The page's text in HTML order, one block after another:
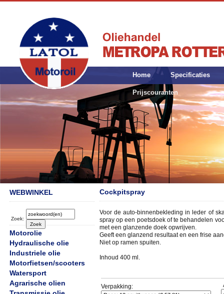
Home Specificaties
Prijscouranten
WEBWINKEL
Zoek:
Motorolie
Hydraulische olie
Industriele olie
Motorfietsen/scooters
Watersport
Agrarische olien
Cockpitspray
Voor de auto-binnenbekleding in leder of
spray op een poetsdoek of te behandelen
met een glanzende doek opwrijven.
Geeft een glanzend resultaat en een frise
Niet op ramen spuiten.
Inhoud 400 ml.
Verpakking: